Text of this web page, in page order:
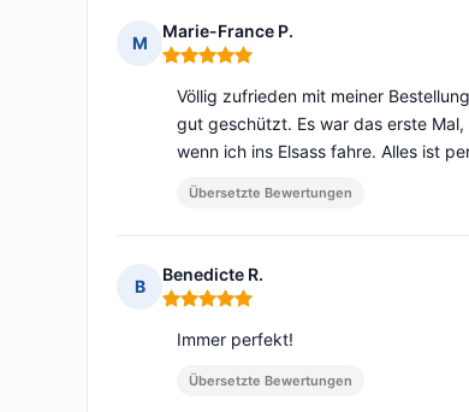
M
Marie-France P.
Hinweis: 5 von 5
Völlig zufrieden mit meiner
gut geschützt. Es war das erste
wenn ich ins Elsass fahre. Alles ist
Übersetzte Bewertungen
B
Benedicte R.
Hinweis: 5 von 5
Immer perfekt!
Übersetzte Bewertungen